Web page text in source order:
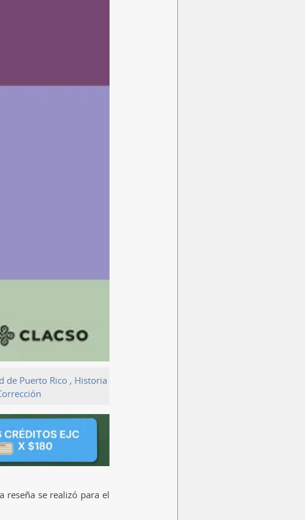
de Puerto Rico , Historia
reseña se realizó para el